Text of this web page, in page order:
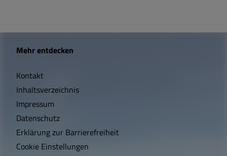
W
c
h
t
i
Mehr entdecken
Kontakt
Inhaltsverzeichnis
Impressum
Datenschutz
Erklärung zur Barrierefreiheit
Cookie Einstellungen